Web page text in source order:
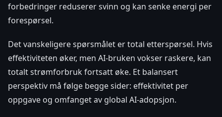
forbedringer reduserer svinn og kan senke energi per
forespørsel.
Det vanskeligere spørsmålet er total etterspørsel. Hvis
effektiviteten øker, men AI-bruken vokser raskere, kan
totalt strømforbruk fortsatt øke. Et balansert
perspektiv må følge begge sider: effektivitet per
oppgave og omfanget av global AI-adopsjon.